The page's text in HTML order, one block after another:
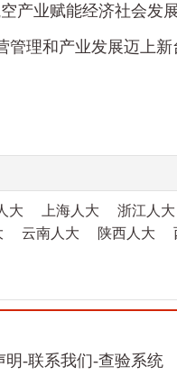
产业赋能经济社会
理和产业发展迈上新
大 上海人大 浙江人大
云南人大 陕西人大
明-联系我们-查验系统